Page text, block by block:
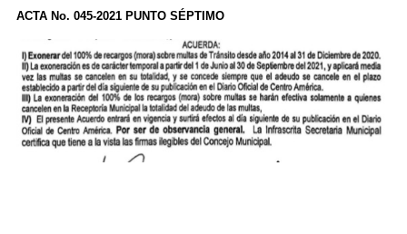
ACTA No. 045-2021 PUNTO SÉPTIMO